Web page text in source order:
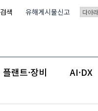
검색 유해게시물신고
플랜트·장비 AI·DX